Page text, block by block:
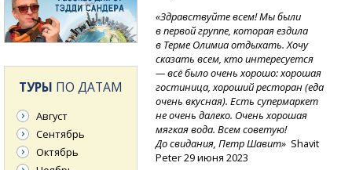
«Здравствуйте всем! Мы были
в первой группе, которая ездила
в Терме Олимиа отдыхать. Хочу
сказать всем, кто интересуется
— всё было очень хорошо: хорошая
гостиница, хороший ресторан (еда
очень вкусная). Есть супермаркет
не очень далеко. Очень хорошая
мягкая вода. Всем советую!
До свидания, Петр Шавит» Shavit
Peter 29 июня 2023
ТУРЫ ПО ДАТАМ
Август
Сентябрь
Октябрь